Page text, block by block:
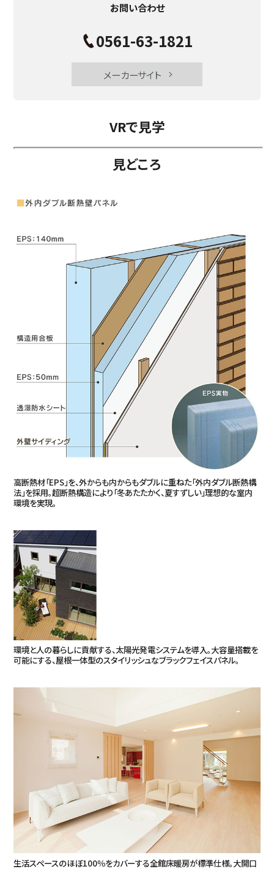
お問い合わせ
0561-63-1821
メーカーサイト
VRで見学
見どころ
高断熱材「EPS」を、外からも内からもダブルに重ねた「外内ダブル断熱構
法」を採用。超断熱構造により「冬あたたかく、夏すずしい」理想的な室内
環境を実現。
環境と人の暮らしに貢献する、太陽光発電システムを導入。大容量搭載を
可能にする、屋根一体型のスタイリッシュなブラックフェイスパネル。
生活スペースのほぼ100％をカバーする全館床暖房が標準仕様。大開口